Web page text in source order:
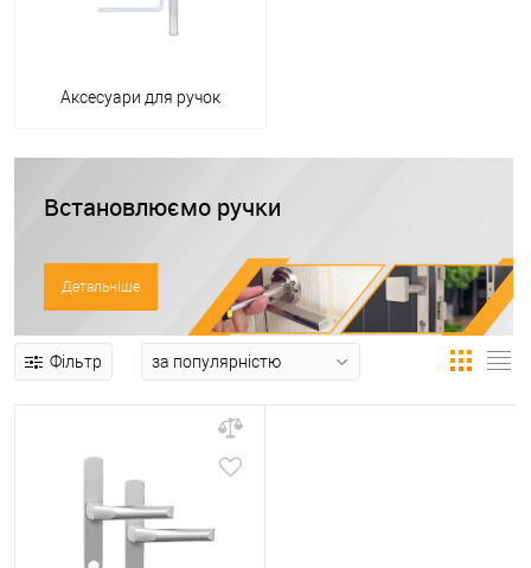
Аксесуари для ручок
Встановлюємо ручки
Детальніше
Фільтр